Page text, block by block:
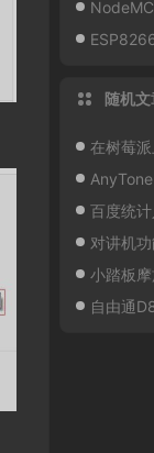
随机文
在树莓
百度统计
对讲机
小踏板摩旅，
自由通